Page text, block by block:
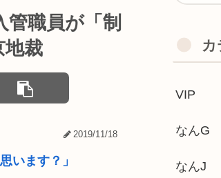
【画像あり】宇多田ヒカル「ドラゴンボー
みんなで大家さん 2881億円の債務超過で完
【高額療養費】パブコメに5千件 負担増巡
警察官拳銃事件と警棒だけ事件の比較 www
八田與一容疑者、詰む 情報提供が累計1万
【速報】ワイ、嫁とのセッ■スが終了したけ
管職員が「制
裁
2019/11/18
います？」
カ
VIP
なんG
なんJ